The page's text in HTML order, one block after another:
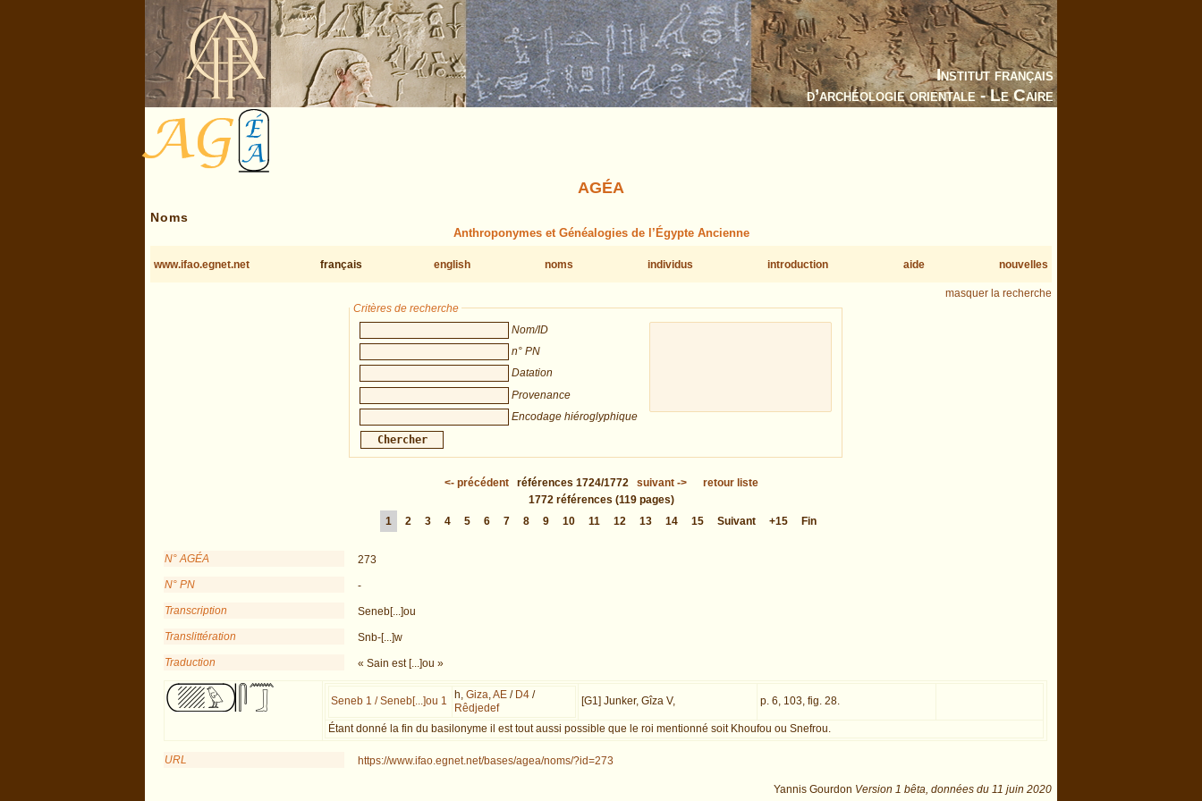
Institut français
d’archéologie orientale - Le Caire
AGÉA
Noms
Anthroponymes et Généalogies de l’Égypte Ancienne
www.ifao.egnet.net français english noms individus introduction aide nouvelles
masquer la recherche
Critères de recherche
Nom/ID
n° PN
Datation
Provenance
Encodage hiéroglyphique
<- précédent références 1724/1772 suivant->
retour liste
1772 références (119 pages)
1
2 3 4 5 6 7 8 9 10 11 12 13 14 15 Suivant +15 Fin
N° AGÉA
273
N° PN
-
Transcription
Seneb[...]ou
Translittération
Snb-[...]w
Traduction
« Sain est [...]ou »
Seneb 1 / Seneb[...]ou 1 h,Giza,AE / D4 /
Rêdjedef
[G1] Junker, Gîza V, p. 6, 103, fig. 28.
Étant donné la fin du basilonyme il est tout aussi possible que le roi mentionné soit Khoufou ou Snefrou.
URL https://www.ifao.egnet.net/bases/agea/noms/?id=273
Yannis Gourdon Version 1 bêta,données du 11 juin 2020